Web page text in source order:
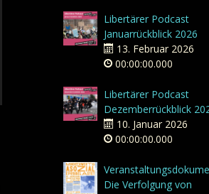
Libertärer Podcast
Januarrückblick 2026
13. Februar 2026
00:00:00.000
Libertärer Podcast
Dezemberrückblick
10. Januar 2026
00:00:00.000
Die Verfolgung von